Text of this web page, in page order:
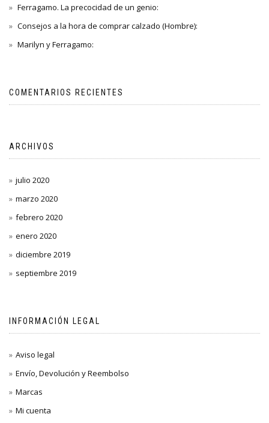
Ferragamo. La precocidad de un genio:
Consejos a la hora de comprar calzado (Hombre):
Marilyn y Ferragamo:
COMENTARIOS RECIENTES
ARCHIVOS
julio 2020
marzo 2020
febrero 2020
enero 2020
diciembre 2019
septiembre 2019
INFORMACIÓN LEGAL
Aviso legal
Envío, Devolución y Reembolso
Marcas
Mi cuenta